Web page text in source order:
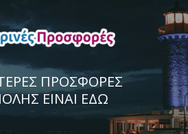
ΠΡΟΣΦΟΡΕΣ
ΕΙΝΑΙ ΕΔΩ